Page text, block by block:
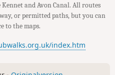
and Avon Canal. All routes
or permitted paths, but you can
to the maps.
index.htm